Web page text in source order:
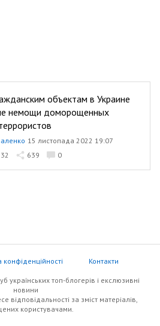
объектам в Украине
немощи доморощенных
15 листопада 2022 19:07
32 639 0
конфіденційності Контакти
українських топ-блогерів i екслюзивнi
новини
відповідальності за зміст матеріалів,
користувачами.